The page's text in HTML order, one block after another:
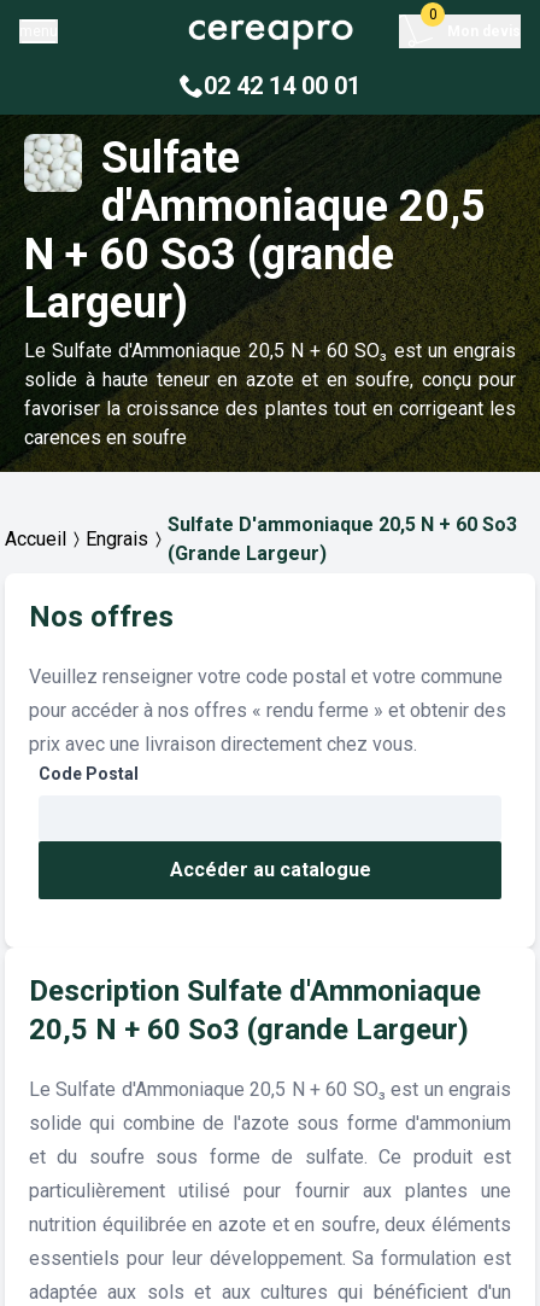
0
02 42 14 00 01
Sulfate
d'Ammoniaque 20,5
N + 60 So3 (grande
Largeur)
Le Sulfate d'Ammoniaque 20,5 N + 60 SO₃ est un engrais
solide à haute teneur en azote et en soufre, conçu pour
favoriser la croissance des plantes tout en corrigeant les
carences en soufre
Accueil Engrais
Sulfate D'ammoniaque 20,5 N + 60 So3
(grande Largeur)
Nos offres
Veuillez renseigner votre code postal et votre commune
pour accéder à nos offres « rendu ferme » et obtenir des
prix avec une livraison directement chez vous.
Code Postal
Accéder au catalogue
Description Sulfate d'Ammoniaque
20,5 N + 60 So3 (grande Largeur)
Le Sulfate d'Ammoniaque 20,5 N + 60 SO₃ est un engrais
solide qui combine de l'azote sous forme d'ammonium
et du soufre sous forme de sulfate. Ce produit est
particulièrement utilisé pour fournir aux plantes une
nutrition équilibrée en azote et en soufre, deux éléments
essentiels pour leur développement. Sa formulation est
adaptée aux sols et aux cultures qui bénéficient d'un